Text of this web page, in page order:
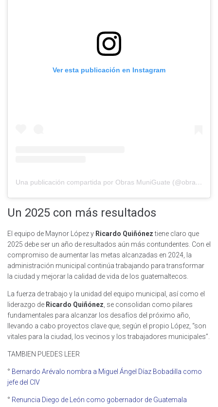
Ver esta publicación en Instagram
Una publicación compartida por Obras MuniGuate (@obras_muniguate)
Un 2025 con más resultados
El equipo de Maynor López y Ricardo Quiñóneztiene claro que
2025 debe ser un año de resultados aún más contundentes. Con el
compromiso de aumentar las metas alcanzadas en 2024, la
administración municipal continúa trabajando para transformar
la ciudad y mejorar la calidad de vida de los guatemaltecos.
La fuerza de trabajo y la unidad del equipo municipal, así como el
liderazgo de Ricardo Quiñónez , se consolidan como pilares
fundamentales para alcanzar los desafíos del próximo año,
llevando a cabo proyectos clave que, según el propio López, “son
vitales para la ciudad, los vecinos y los trabajadores municipales”.
TAMBIEN PUEDES LEER
° Bernardo Arévalo nombra a Miguel Ángel Díaz Bobadilla como
jefe del CIV
° Renuncia Diego de León como gobernador de Guatemala